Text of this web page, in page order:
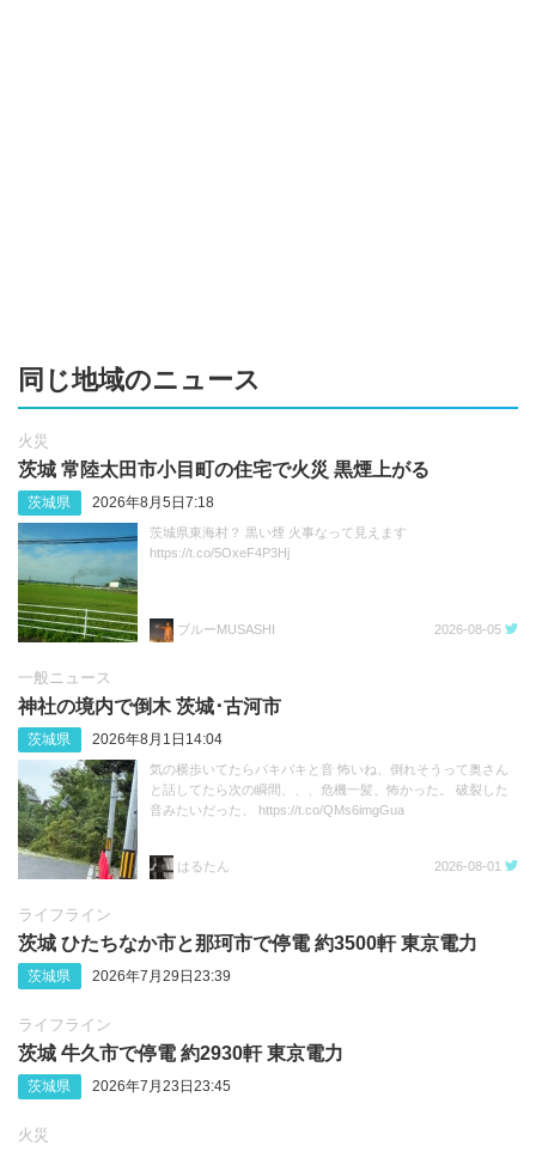
同じ地域のニュース
火災
茨城 常陸太田市小目町の住宅で火災 黒煙上がる
茨城県 2026年8月5日7:18
茨城県東海村？ 黒い煙 火事なって見えます
https://t.co/5OxeF4P3Hj
ブルーMUSASHI 2026-08-05
一般ニュース
神社の境内で倒木 茨城･古河市
茨城県 2026年8月1日14:04
気の横歩いてたらバキバキと音 怖いね、倒れそうって奥さん
と話してたら次の瞬間、、、危機一髪、怖かった。 破裂した
音みたいだった、 https://t.co/QMs6imgGua
はるたん 2026-08-01
ライフライン
茨城 ひたちなか市と那珂市で停電 約3500軒 東京電力
茨城県 2026年7月29日23:39
ライフライン
茨城 牛久市で停電 約2930軒 東京電力
茨城県 2026年7月23日23:45
火災